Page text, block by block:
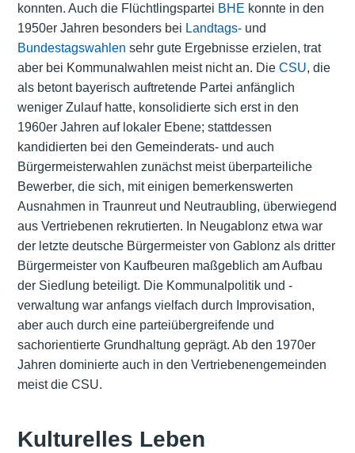
konnten. Auch die Flüchtlingspartei BHE konnte in den
1950er Jahren besonders bei Landtags-und
Bundestagswahlen sehr gute Ergebnisse erzielen, trat
aber bei Kommunalwahlen meist nicht an. Die CSU, die
als betont bayerisch auftretende Partei anfänglich
weniger Zulauf hatte, konsolidierte sich erst in den
1960er Jahren auf lokaler Ebene; stattdessen
kandidierten bei den Gemeinderats- und auch
Bürgermeisterwahlen zunächst meist überparteiliche
Bewerber, die sich, mit einigen bemerkenswerten
Ausnahmen in Traunreut und Neutraubling, überwiegend
aus Vertriebenen rekrutierten. In Neugablonz etwa war
der letzte deutsche Bürgermeister von Gablonz als dritter
Bürgermeister von Kaufbeuren maßgeblich am Aufbau
der Siedlung beteiligt. Die Kommunalpolitik und -
verwaltung war anfangs vielfach durch Improvisation,
aber auch durch eine parteiübergreifende und
sachorientierte Grundhaltung geprägt. Ab den 1970er
Jahren dominierte auch in den Vertriebenengemeinden
meist die CSU.
Kulturelles Leben